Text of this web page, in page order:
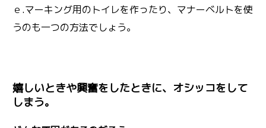
ｅ.マーキング用のトイレを作ったり、マナーベルトを使
うのも一つの方法でしょう。
嬉しいときや興奮をしたときに、オシッコをして
しまう。